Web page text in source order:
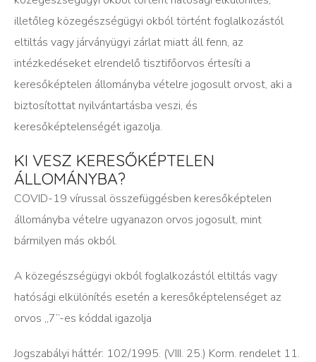
illetőleg közegészségügyi okból történt foglalkozástól
eltiltás vagy járványügyi zárlat miatt áll fenn, az
intézkedéseket elrendelő tisztifőorvos értesíti a
keresőképtelen állományba vételre jogosult orvost, aki a
biztosítottat nyilvántartásba veszi, és
keresőképtelenségét igazolja.
KI VESZ KERESŐKÉPTELEN
ÁLLOMÁNYBA?
COVID-19 vírussal összefüggésben keresőképtelen
állományba vételre ugyanazon orvos jogosult, mint
bármilyen más okból.
A közegészségügyi okból foglalkozástól eltiltás vagy
hatósági elkülönítés esetén a keresőképtelenséget az
orvos „7”-es kóddal igazolja
Jogszabályi háttér: 102/1995. (VIII. 25.) Korm. rendelet 11.